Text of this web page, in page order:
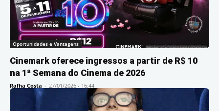
Oportunidades e Vantagens
Cinemark oferece ingressos a partir de R$ 10
na 1ª Semana do Cinema de 2026
Rafha Costa - 27/01/2026 - 16:44